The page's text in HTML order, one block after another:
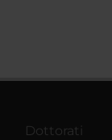
Dottorati